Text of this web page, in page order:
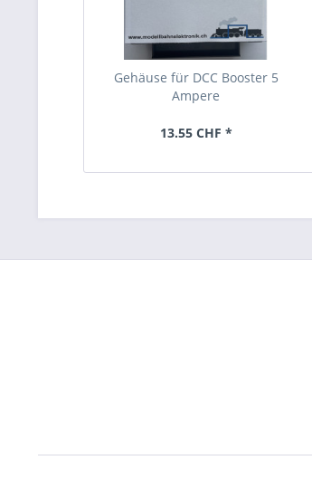
Gehäuse für DCC Booster 5
Ampere
13.55 CHF *